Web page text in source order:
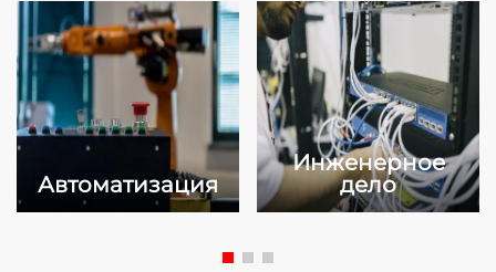
Автоматизация
Инженерное
дело